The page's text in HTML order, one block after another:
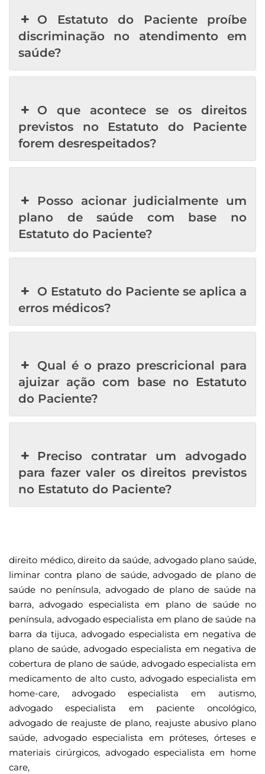
O Estatuto do Paciente proíbe
discriminação no atendimento em
saúde?
O que acontece se os direitos
previstos no Estatuto do Paciente
forem desrespeitados?
Posso acionar judicialmente um
plano de saúde com base no
Estatuto do Paciente?
O Estatuto do Paciente se aplica a
erros médicos?
Qual é o prazo prescricional para
ajuizar ação com base no Estatuto
do Paciente?
Preciso contratar um advogado
para fazer valer os direitos previstos
no Estatuto do Paciente?
direito médico, direito da saúde, advogado plano saúde,
liminar contra plano de saúde, advogado de plano de
saúde no península, advogado de plano de saúde na
barra, advogado especialista em plano de saúde no
península, advogado especialista em plano de saúde na
barra da tijuca, advogado especialista em negativa de
plano de saúde, advogado especialista em negativa de
cobertura de plano de saúde, advogado especialista em
medicamento de alto custo, advogado especialista em
home-care, advogado especialista em autismo,
advogado especialista em paciente oncológico,
advogado de reajuste de plano, reajuste abusivo plano
saúde, advogado especialista em próteses, órteses e
materiais cirúrgicos, advogado especialista em home
care,